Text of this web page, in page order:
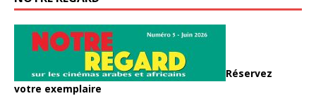
Réservez
votre exemplaire